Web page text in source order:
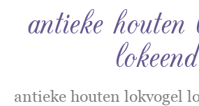
antieke
lokeend
antieke houten lokvogel